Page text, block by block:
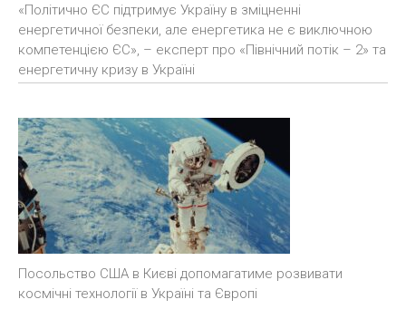
«Політично ЄС підтримує Україну в зміцненні
енергетичної безпеки, але енергетика не є виключною
компетенцією ЄС», – експерт про «Північний потік – 2» та
енергетичну кризу в Україні
Посольство США в Києві допомагатиме розвивати
космічні технології в Україні та Європі